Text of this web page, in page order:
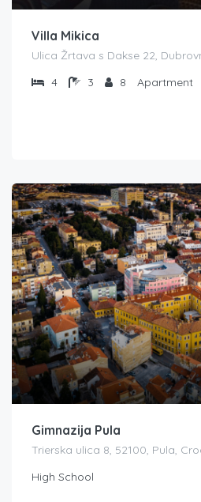
Villa Mikica
Ulica Žrtava s Dakse 22,
4
3 8 Apartment
Gimnazija Pula
Trierska ulica 8, 52100, Pula,
High School